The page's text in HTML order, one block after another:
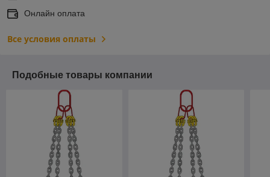
Онлайн оплата
Все условия оплаты
Подобные товары компании